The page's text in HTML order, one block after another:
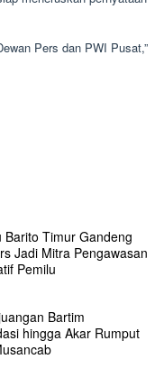
Pers dan PWI Pusat,”
Barito Timur Gandeng
Jadi Mitra Pengawasan
Pemilu
Bartim
hingga Akar Rumput